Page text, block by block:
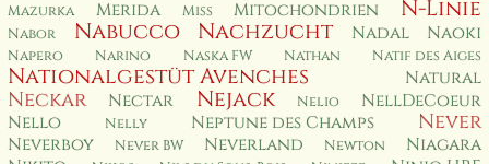
Mazurka Merida Miss Mitochondrien N-Linie
Nabor Nabucco Nachzucht Nadal Naoki
Napero Narino Naska FW Nathan Natif des Aiges
Nationalgestüt Avenches Natural
Neckar Nectar Nejack Nelio
NellDeCoeur
Nello
Nelly Neptune des Champs Never
Neverboy Never BW Neverland Newton
Niagara